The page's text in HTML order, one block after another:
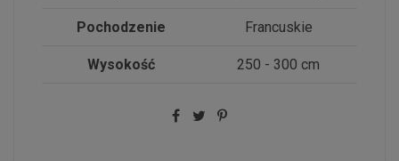
Pochodzenie Francuskie
Wysokość 250 - 300 cm